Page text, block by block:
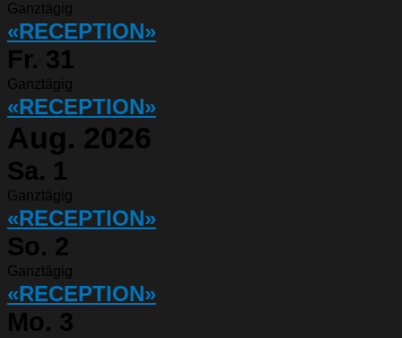
Ganztägig
«RECEPTION»
Fr. 31
Ganztägig
«RECEPTION»
Aug. 2026
Sa. 1
Ganztägig
«RECEPTION»
So. 2
Ganztägig
«RECEPTION»
Mo. 3